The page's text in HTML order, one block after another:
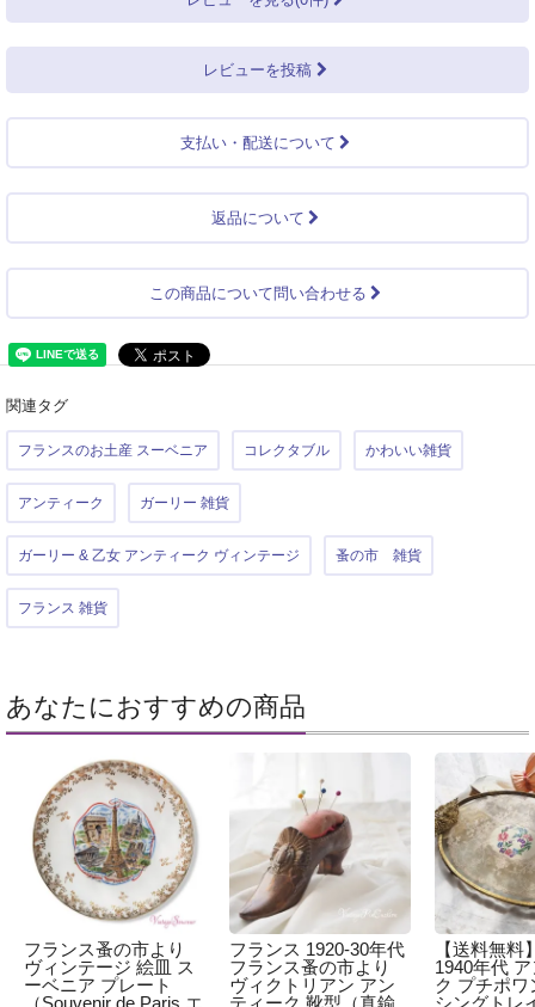
レビューを投稿
支払い・配送について
返品について
この商品について問い合わせる
関連タグ
フランスのお土産 スーベニア コレクタブル かわいい雑貨
アンティーク ガーリー 雑貨
ガーリー & 乙女 アンティーク ヴィンテージ 蚤の市 雑貨
フランス 雑貨
あなたにおすすめの商品
フランス蚤の市より
ヴィンテージ 絵皿 ス
ーベニア プレート
（Souvenir de Paris エ
フランス 1920-30年代
フランス蚤の市より
ヴィクトリアン アン
ティーク 靴型（真鍮
【送料無料
1940年代
ク プチポワ
シングトレ